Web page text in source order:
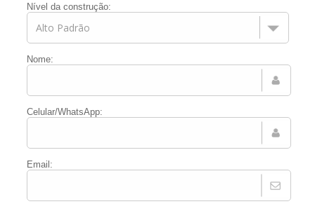
Nível da construção:
Nome:
Celular/WhatsApp:
Email: